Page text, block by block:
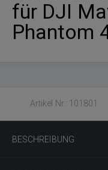
für DJI
Phantom
Artikel Nr.: 101801
BESCHREIBUNG